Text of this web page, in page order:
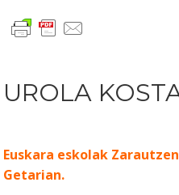
UROLA
Euskara eskolak
Getarian.